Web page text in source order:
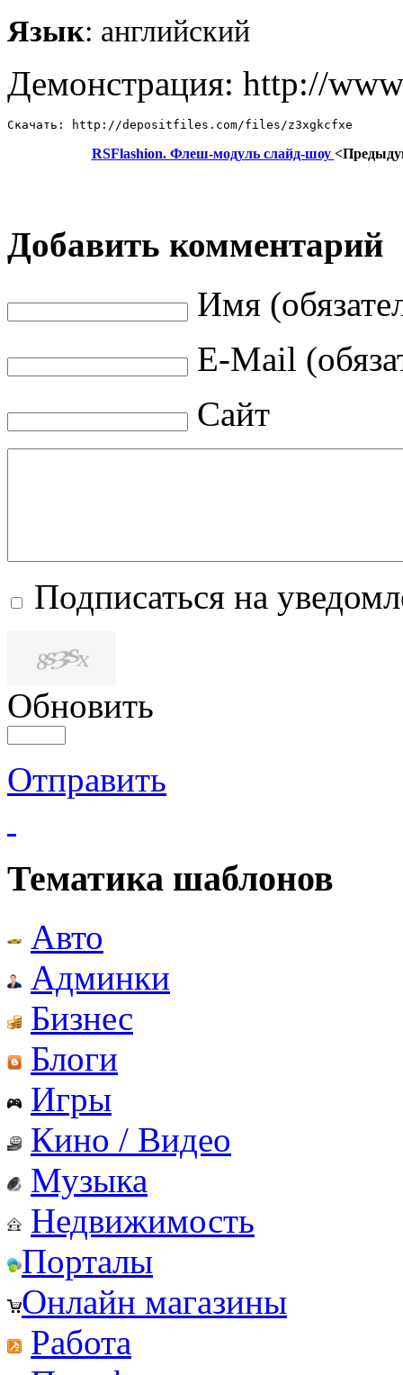
Язык: английский
Демонстрация: http://
Скачать: http://depositfiles.com/files/z3xgkcfxe
RSFlashion. Флеш-модуль слайд-шоу
Добавить комментарий
Имя
E-Mail
Сайт
Подписаться на
Обновить
Отправить
Тематика шаблонов
Авто
Админки
Бизнес
Блоги
Игры
Кино / Видео
Музыка
Недвижимость
Порталы
Онлайн магазины
Работа